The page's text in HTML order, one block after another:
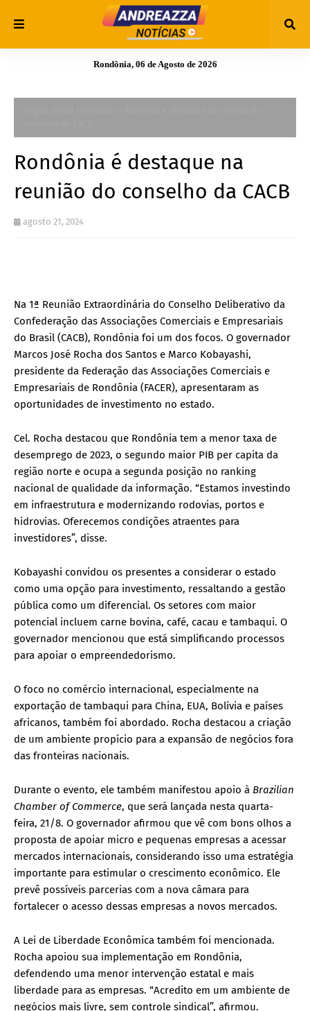
Rondônia, 06 de Agosto de 2026
Rondônia é destaque na
reunião do conselho da CACB
agosto 21, 2024
Na 1ª Reunião Extraordinária do Conselho Deliberativo da
Confederação das Associações Comerciais e Empresariais
do Brasil (CACB), Rondônia foi um dos focos. O governador
Marcos José Rocha dos Santos e Marco Kobayashi,
presidente da Federação das Associações Comerciais e
Empresariais de Rondônia (FACER), apresentaram as
oportunidades de investimento no estado.
Cel. Rocha destacou que Rondônia tem a menor taxa de
desemprego de 2023, o segundo maior PIB per capita da
região norte e ocupa a segunda posição no ranking
nacional de qualidade da informação. “Estamos investindo
em infraestrutura e modernizando rodovias, portos e
hidrovias. Oferecemos condições atraentes para
investidores”, disse.
Kobayashi convidou os presentes a considerar o estado
como uma opção para investimento, ressaltando a gestão
pública como um diferencial. Os setores com maior
potencial incluem carne bovina, café, cacau e tambaqui. O
governador mencionou que está simplificando processos
para apoiar o empreendedorismo.
O foco no comércio internacional, especialmente na
exportação de tambaqui para China, EUA, Bolívia e países
africanos, também foi abordado. Rocha destacou a criação
de um ambiente propício para a expansão de negócios fora
das fronteiras nacionais.
Durante o evento, ele também manifestou apoio à Brazilian
Chamber of Commerce, que será lançada nesta quarta-
feira, 21/8. O governador afirmou que vê com bons olhos a
proposta de apoiar micro e pequenas empresas a acessar
mercados internacionais, considerando isso uma estratégia
importante para estimular o crescimento econômico. Ele
prevê possíveis parcerias com a nova câmara para
fortalecer o acesso dessas empresas a novos mercados.
A Lei de Liberdade Econômica também foi mencionada.
Rocha apoiou sua implementação em Rondônia,
defendendo uma menor intervenção estatal e mais
liberdade para as empresas. “Acredito em um ambiente de
negócios mais livre, sem controle sindical”, afirmou.